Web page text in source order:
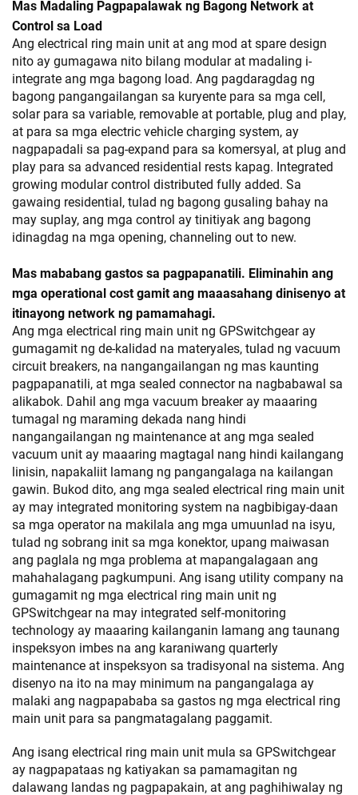
Mas Madaling Pagpapalawak ng Bagong Network at
Control sa Load
Ang electrical ring main unit at ang mod at spare design
nito ay gumagawa nito bilang modular at madaling i-
integrate ang mga bagong load. Ang pagdaragdag ng
bagong pangangailangan sa kuryente para sa mga cell,
solar para sa variable, removable at portable, plug and play,
at para sa mga electric vehicle charging system, ay
nagpapadali sa pag-expand para sa komersyal, at plug and
play para sa advanced residential rests kapag. Integrated
growing modular control distributed fully added. Sa
gawaing residential, tulad ng bagong gusaling bahay na
may suplay, ang mga control ay tinitiyak ang bagong
idinagdag na mga opening, channeling out to new.
Mas mababang gastos sa pagpapanatili. Eliminahin ang
mga operational cost gamit ang maaasahang dinisenyo at
itinayong network ng pamamahagi.
Ang mga electrical ring main unit ng GPSwitchgear ay
gumagamit ng de-kalidad na materyales, tulad ng vacuum
circuit breakers, na nangangailangan ng mas kaunting
pagpapanatili, at mga sealed connector na nagbabawal sa
alikabok. Dahil ang mga vacuum breaker ay maaaring
tumagal ng maraming dekada nang hindi
nangangailangan ng maintenance at ang mga sealed
vacuum unit ay maaaring magtagal nang hindi kailangang
linisin, napakaliit lamang ng pangangalaga na kailangan
gawin. Bukod dito, ang mga sealed electrical ring main unit
ay may integrated monitoring system na nagbibigay-daan
sa mga operator na makilala ang mga umuunlad na isyu,
tulad ng sobrang init sa mga konektor, upang maiwasan
ang paglala ng mga problema at mapangalagaan ang
mahahalagang pagkumpuni. Ang isang utility company na
gumagamit ng mga electrical ring main unit ng
GPSwitchgear na may integrated self-monitoring
technology ay maaaring kailanganin lamang ang taunang
inspeksyon imbes na ang karaniwang quarterly
maintenance at inspeksyon sa tradisyonal na sistema. Ang
disenyo na ito na may minimum na pangangalaga ay
malaki ang nagpapababa sa gastos ng mga electrical ring
main unit para sa pangmatagalang paggamit.
Ang isang electrical ring main unit mula sa GPSwitchgear
ay nagpapataas ng katiyakan sa pamamagitan ng
dalawang landas ng pagpapakain, at ang paghihiwalay ng